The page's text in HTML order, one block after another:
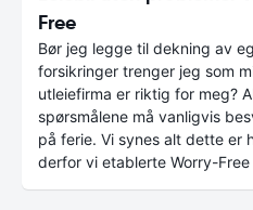
Free
Bør jeg legge til dekning av
forsikringer trenger jeg som
utleiefirma er riktig for meg?
spørsmålene må vanligvis
på ferie. Vi synes alt dette er
derfor vi etablerte Worry-Free